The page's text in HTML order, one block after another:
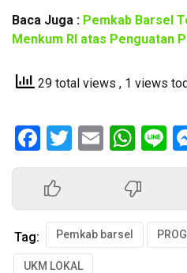
Baca Juga : Pemkab Barsel
Menkum RI atas Penguatan
29 total views , 1 views
Facebook
Twitter
Email
Tag: Pemkab barsel
UKM LOKAL